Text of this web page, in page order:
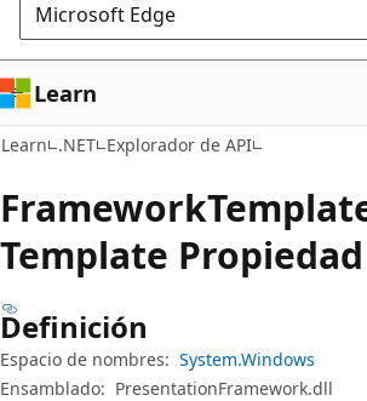
Microsoft Edge
Learn
Learn .NET Explorador de API
Framework
Template Propiedad
Definición
Espacio de nombres: System.Windows
Ensamblado: PresentationFramework.dll